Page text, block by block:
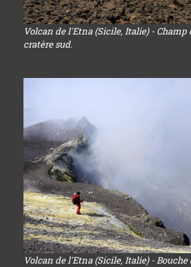
Volcan de l'Etna (Sicile, Italie) - Champ
cratère sud.
Volcan de l'Etna (Sicile, Italie) - Bouche